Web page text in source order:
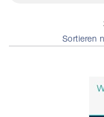
Sortieren